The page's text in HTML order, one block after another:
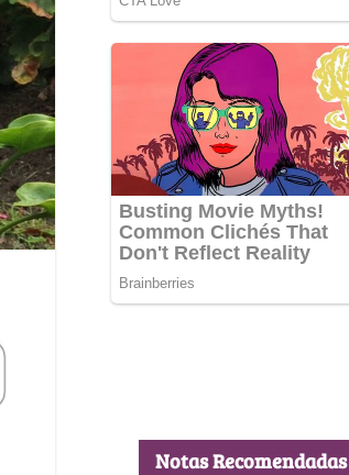
Notas Recomendadas